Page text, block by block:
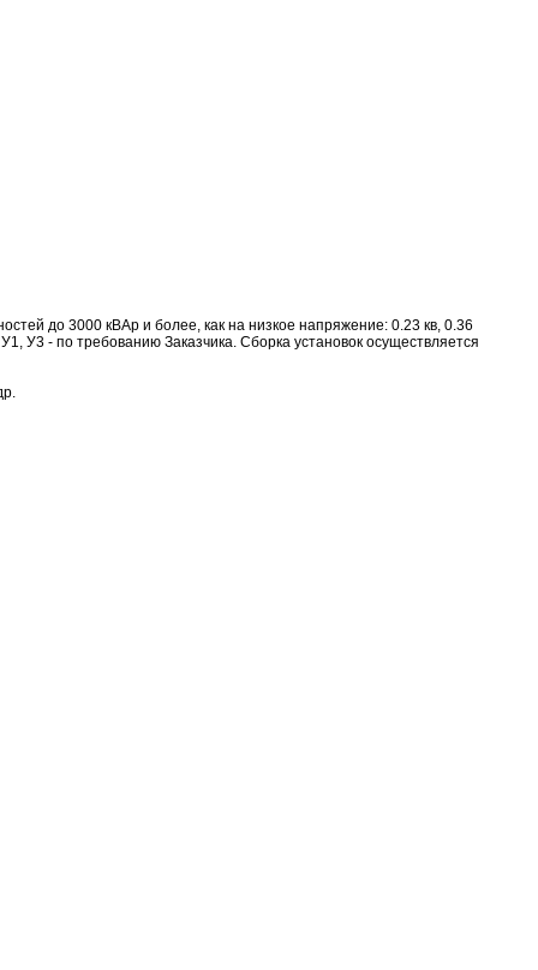
до 3000 кВАр и более, как на низкое напряжение: 0.23 кв, 0.36
У3 - по требованию Заказчика. Сборка установок осуществляется